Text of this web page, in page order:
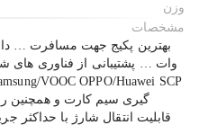
یک عدد تبدیل تایپ سی به USB-A
یک عدد تبدیل تایپ سی به لایتنینگ
یک عدد تبدیل تایپ سی به میکرو یو اس بی
یک عدد سوزن جهت خارج کردن سیم
وزن
مشخصات
گیری سیم کارت و